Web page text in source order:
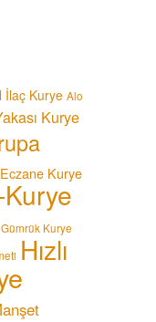
İlaç Kurye Alo
Kurye
Eczane Kurye
Gümrük Kurye
Hızlı